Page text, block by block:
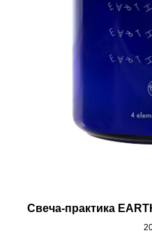
Свеча-практика